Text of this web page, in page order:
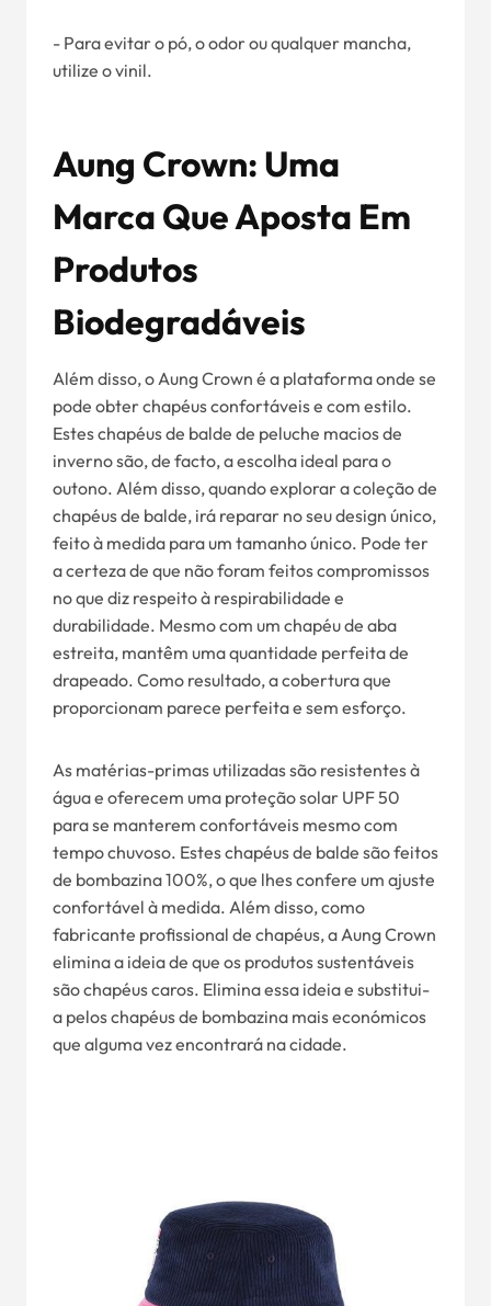
- Para evitar o pó, o odor ou qualquer mancha,
utilize o vinil.
Aung Crown: Uma
Marca Que Aposta Em
Produtos
Biodegradáveis
Além disso, o Aung Crown é a plataforma onde se
pode obter chapéus confortáveis e com estilo.
Estes chapéus de balde de peluche macios de
inverno são, de facto, a escolha ideal para o
outono. Além disso, quando explorar a coleção de
chapéus de balde, irá reparar no seu design único,
feito à medida para um tamanho único. Pode ter
a certeza de que não foram feitos compromissos
no que diz respeito à respirabilidade e
durabilidade. Mesmo com um chapéu de aba
estreita, mantêm uma quantidade perfeita de
drapeado. Como resultado, a cobertura que
proporcionam parece perfeita e sem esforço.
As matérias-primas utilizadas são resistentes à
água e oferecem uma proteção solar UPF 50
para se manterem confortáveis mesmo com
tempo chuvoso. Estes chapéus de balde são feitos
de bombazina 100%, o que lhes confere um ajuste
confortável à medida. Além disso, como
fabricante profissional de chapéus, a Aung Crown
elimina a ideia de que os produtos sustentáveis
são chapéus caros. Elimina essa ideia e substitui-
a pelos chapéus de bombazina mais económicos
que alguma vez encontrará na cidade.